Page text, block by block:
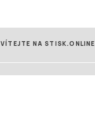
VÍTEJTE NA STISK.ONLINE